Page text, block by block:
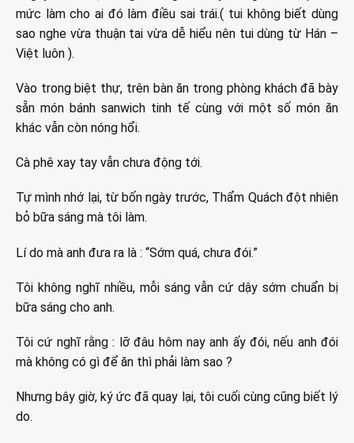
mức làm cho ai đó làm điều sai trái.( tui không biết dùng
sao nghe vừa thuận tai vừa dễ hiểu nên tui dùng từ Hán –
Việt luôn ).
Vào trong biệt thự, trên bàn ăn trong phòng khách đã bày
sẵn món bánh sanwich tinh tế cùng với một số món ăn
khác vẫn còn nóng hổi.
Cà phê xay tay vẫn chưa động tới.
Tự mình nhớ lại, từ bốn ngày trước, Thẩm Quách đột nhiên
bỏ bữa sáng mà tôi làm.
Lí do mà anh đưa ra là : “Sớm quá, chưa đói.”
Tôi không nghĩ nhiều, mỗi sáng vẫn cứ dậy sớm chuẩn bị
bữa sáng cho anh.
Tôi cứ nghĩ rằng : lỡ đâu hôm nay anh ấy đói, nếu anh đói
mà không có gì để ăn thì phải làm sao ?
Nhưng bây giờ, ký ức đã quay lại, tôi cuối cùng cũng biết lý
do.